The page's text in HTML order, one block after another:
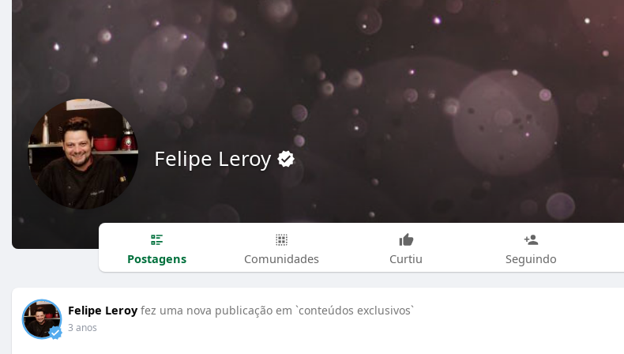
Felipe Leroy
Postagens Comunidades Curtiu Seguindo
Felipe Leroy fez uma nova publicação em `conteúdos exclusivos`
3 anos